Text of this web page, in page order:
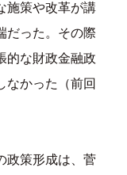
施策や改革が講
だった。その際
的な財政金融政
なかった（前回
政策形成は、菅